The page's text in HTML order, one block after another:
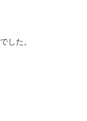
でした。